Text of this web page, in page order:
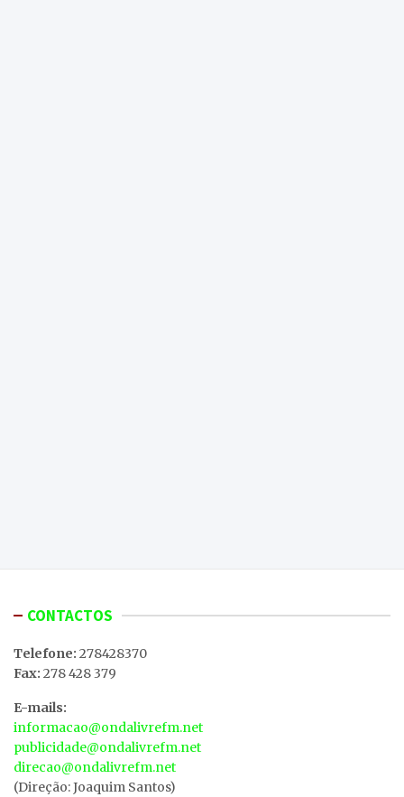
CONTACTOS
Telefone: 278428370
Fax: 278 428 379
E-mails:
informacao@ondalivrefm.net
publicidade@ondalivrefm.net
direcao@ondalivrefm.net
(Direção: Joaquim Santos)